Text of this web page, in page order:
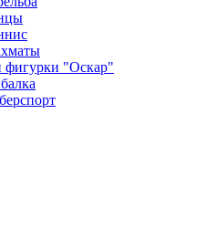
фигурки "Оскар"